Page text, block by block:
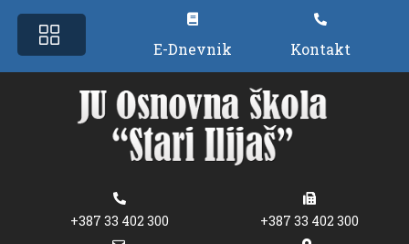
E-Dnevnik Kontakt
+387 33 402 300 +387 33 402 300